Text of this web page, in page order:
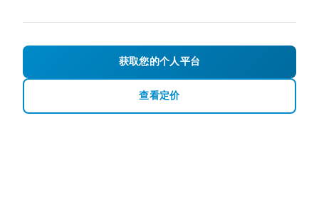
获取您的个人平台
查看定价